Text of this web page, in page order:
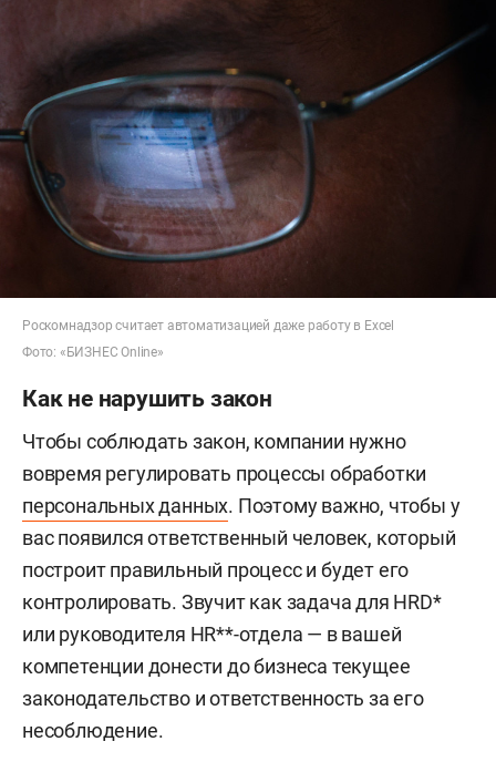
Роскомнадзор считает автоматизацией даже работу в Excel
Фото: «БИЗНЕС Online»
Как не нарушить закон
Чтобы соблюдать закон, компании нужно
вовремя регулировать процессы обработки
персональных данных. Поэтому важно, чтобы у
вас появился ответственный человек, который
построит правильный процесс и будет его
контролировать. Звучит как задача для HRD*
или руководителя HR**-отдела — в вашей
компетенции донести до бизнеса текущее
законодательство и ответственность за его
несоблюдение.